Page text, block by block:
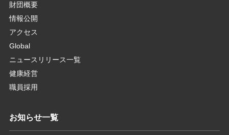
財団概要
情報公開
アクセス
Global
ニュースリリース一覧
健康経営
職員採用
お知らせ一覧